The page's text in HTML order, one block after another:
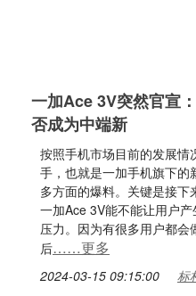
一加Ace 3V突然官宣
否成为中端新
按照手机市场目前的发展
手，也就是一加手机旗下的
多方面的爆料。关键是接下
一加Ace 3V能不能让用户
压力。因为有很多用户都会
后……更多
2024-03-15 09:15:00 标